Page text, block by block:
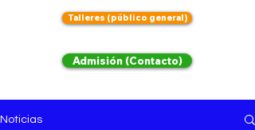
Talleres (público general)
Admisión (Contacto)
Noticias